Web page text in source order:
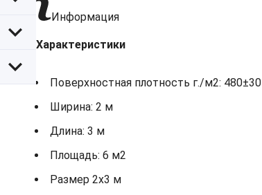
Информация
Характеристики
Поверхностная плотность г./м2: 480±30
Ширина: 2 м
Длина: 3 м
Площадь: 6 м2
Размер 2х3 м